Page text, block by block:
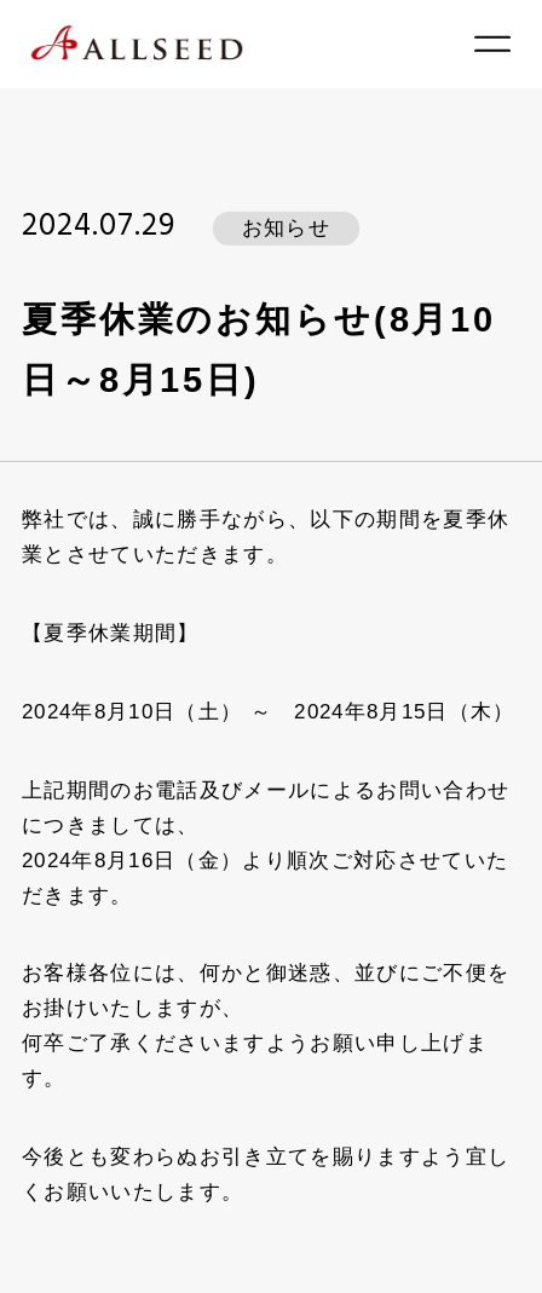
2024.07.29 お知らせ
夏季休業のお知らせ(8月10
日～8月15日)
弊社では、誠に勝手ながら、以下の期間を夏季休
業とさせていただきます。
【夏季休業期間】
2024年8月10日（土） ～ 2024年8月15日（木）
上記期間のお電話及びメールによるお問い合わせ
につきましては、
2024年8月16日（金）より順次ご対応させていた
だきます。
お客様各位には、何かと御迷惑、並びにご不便を
お掛けいたしますが、
何卒ご了承くださいますようお願い申し上げま
す。
今後とも変わらぬお引き立てを賜りますよう宜し
くお願いいたします。